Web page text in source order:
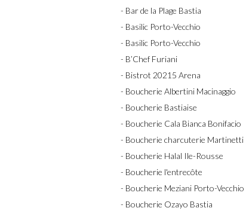
- Bar de la Plage Bastia
- Basilic Porto-Vecchio
- Basilic Porto-Vecchio
- B’Chef Furiani
- Bistrot 20215 Arena
- Boucherie Albertini Macinaggio
- Boucherie Bastiaise
- Boucherie Cala Bianca Bonifacio
- Boucherie charcuterie Martinetti
- Boucherie Halal Ile-Rousse
- Boucherie l'entrecôte
- Boucherie Meziani Porto-Vecchio
- Boucherie Ozayo Bastia